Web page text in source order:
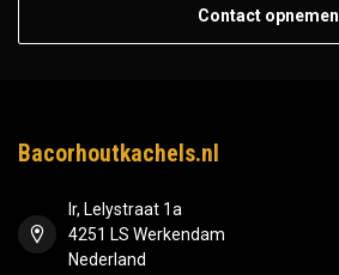
Contact opnemen
Bacorhoutkachels.nl
Ir, Lelystraat 1a
4251 LS Werkendam
Nederland